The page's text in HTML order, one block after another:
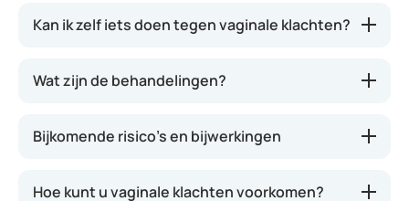
genitale wratten. Dit zijn seksueel overdraagbare
te maken krijgen met andere vaginale klachten,
Kan ik zelf iets doen tegen vaginale klachten?
Wat zijn de behandelingen?
Bijkomende risico’s en bijwerkingen
Hoe kunt u vaginale klachten voorkomen?